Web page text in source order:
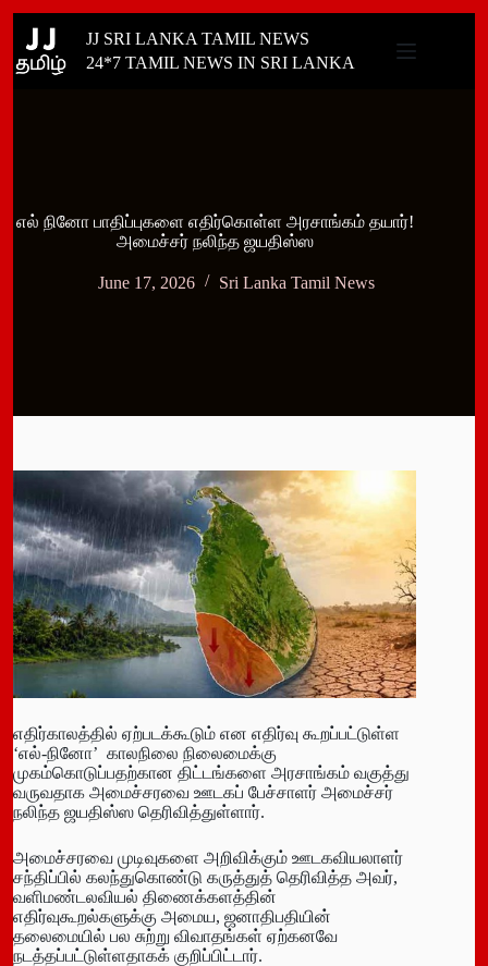
content
JJ SRI LANKA TAMIL NEWS
24*7 TAMIL NEWS IN SRI LANKA
எல் நினோ பாதிப்புகளை எதிர்கொள்ள அரசாங்கம் தயார்!
அமைச்சர் நலிந்த ஜயதிஸ்ஸ
June 17, 2026 Sri Lanka Tamil News
எதிர்காலத்தில் ஏற்படக்கூடும் என எதிர்வு கூறப்பட்டுள்ள
‘எல்-நினோ’ காலநிலை நிலைமைக்கு
முகம்கொடுப்பதற்கான திட்டங்களை அரசாங்கம் வகுத்து
வருவதாக அமைச்சரவை ஊடகப் பேச்சாளர் அமைச்சர்
நலிந்த ஜயதிஸ்ஸ தெரிவித்துள்ளார்.
அமைச்சரவை முடிவுகளை அறிவிக்கும் ஊடகவியலாளர்
சந்திப்பில் கலந்துகொண்டு கருத்துத் தெரிவித்த அவர்,
வளிமண்டலவியல் திணைக்களத்தின்
எதிர்வுகூறல்களுக்கு அமைய, ஜனாதிபதியின்
தலைமையில் பல சுற்று விவாதங்கள் ஏற்கனவே
நடத்தப்பட்டுள்ளதாகக் குறிப்பிட்டார்.